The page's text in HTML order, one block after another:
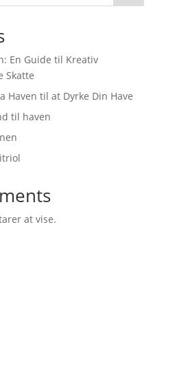
En Guide til Kreativ
Skatte
Haven til at Dyrke Din Have
til haven
at vise.